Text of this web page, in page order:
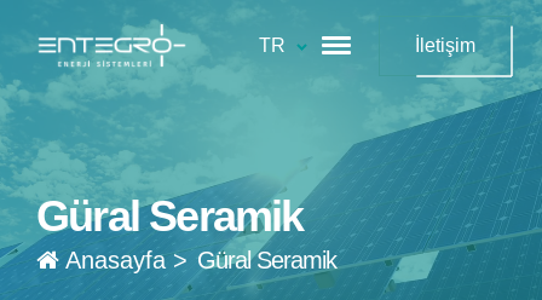
TR İletişim
Güral Seramik
Anasayfa > Güral Seramik